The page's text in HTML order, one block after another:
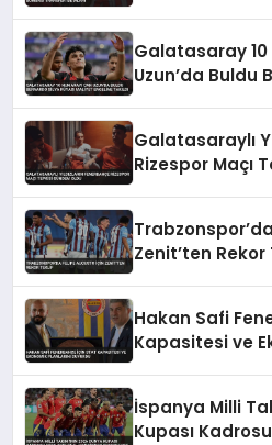
Galatasaray 10
Uzun’da Buldu
Galatasaraylı
Rizespor Maçı
Zenit’ten Rekor
Hakan Safi
Kapasitesi ve
İspanya Milli
Kupası